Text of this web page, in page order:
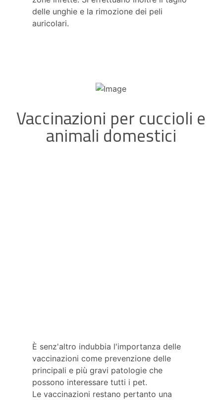
delle unghie e la rimozione dei peli
auricolari.
Vaccinazioni per cuccioli e
animali domestici
È senz'altro indubbia l'importanza delle
vaccinazioni come prevenzione delle
principali e più gravi patologie che
possono interessare tutti i pet.
Le vaccinazioni restano pertanto una